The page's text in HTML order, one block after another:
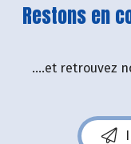
Restons en
....et retrouvez